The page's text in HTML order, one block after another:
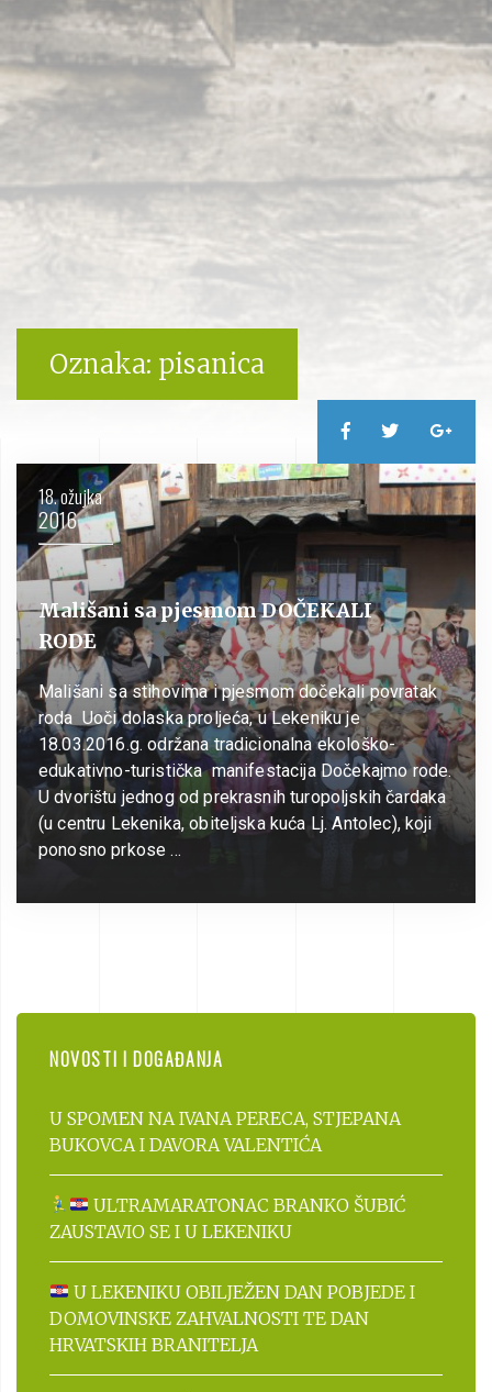
Oznaka: pisanica
18. ožujka
2016
Mališani sa pjesmom DOČEKALI
RODE
Mališani sa stihovima i pjesmom dočekali povratak
roda Uoči dolaska proljeća, u Lekeniku je
18.03.2016.g. održana tradicionalna ekološko-
edukativno-turistička manifestacija Dočekajmo rode.
U dvorištu jednog od prekrasnih turopoljskih čardaka
(u centru Lekenika, obiteljska kuća Lj. Antolec), koji
ponosno prkose …
NOVOSTI I DOGAĐANJA
U SPOMEN NA IVANA PERECA, STJEPANA
BUKOVCA I DAVORA VALENTIĆA
ULTRAMARATONAC BRANKO ŠUBIĆ
ZAUSTAVIO SE I U LEKENIKU
U LEKENIKU OBILJEŽEN DAN POBJEDE I
DOMOVINSKE ZAHVALNOSTI TE DAN
HRVATSKIH BRANITELJA